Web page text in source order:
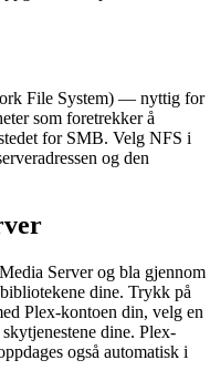
File System) — nyttig for
som foretrekker å
for SMB. Velg NFS i
og den
Server og bla gjennom
dine. Trykk på
Plex-kontoen din, velg en
dine. Plex-
også automatisk i